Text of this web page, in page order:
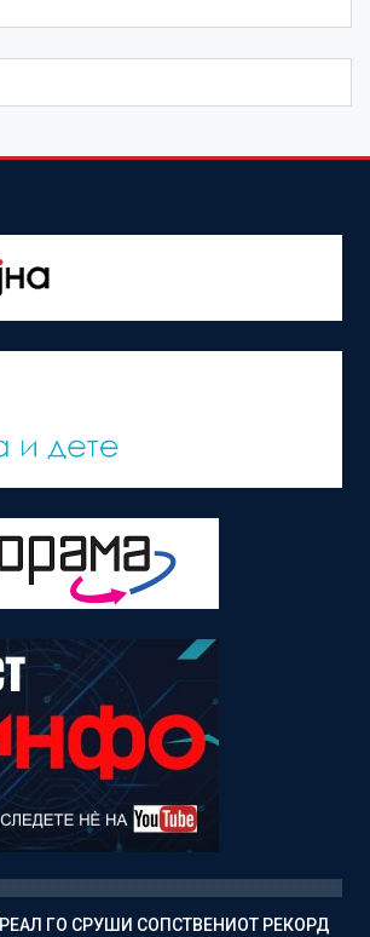
РЕАЛ ГО СРУШИ СОПСТВЕНИОТ РЕКОРД